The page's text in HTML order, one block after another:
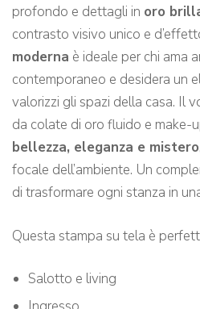
profondo e dettagli in oro
contrasto visivo unico e
moderna è ideale per chi ama
contemporaneo e desidera un
valorizzi gli spazi della casa. Il
da colate di oro fluido e make-
bellezza, eleganza e mistero
focale dell’ambiente. Un
di trasformare ogni stanza in
Questa stampa su tela è
Salotto e living